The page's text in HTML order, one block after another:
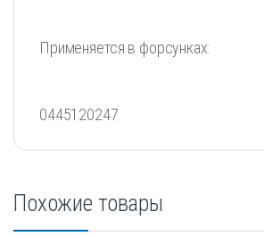
Применяется в форсунках:
0445120247
Похожие товары